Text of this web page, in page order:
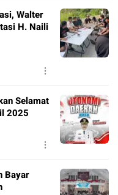
Walter
H. Naili
Selamat
2025
Bayar